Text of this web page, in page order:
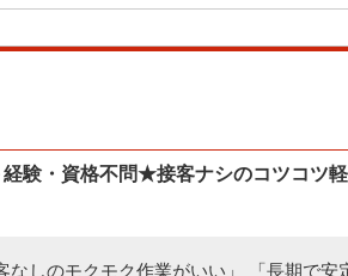
験・資格不問★接客ナシのコツコツ
なしのモクモク作業がいい」 「長期で安